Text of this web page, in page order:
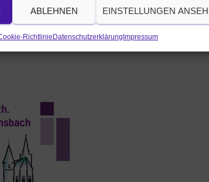
ABLEHNEN EINSTELLUNGEN
Richtlinie Datenschutzerklärung Impressum